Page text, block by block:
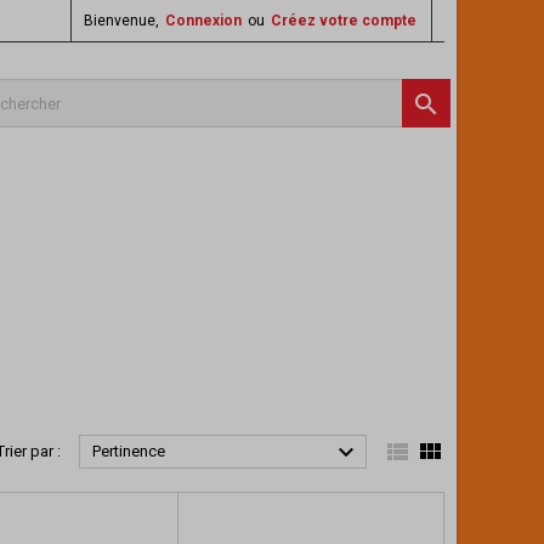
Bienvenue, Connexion ou Créez votre compte

par : Pertinence   